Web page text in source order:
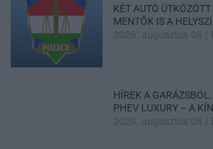
KÉT AUTÓ
MENTŐK IS A
2026. augusztus 06
HÍREK A
PHEV LUXURY – A
2026. augusztus 06